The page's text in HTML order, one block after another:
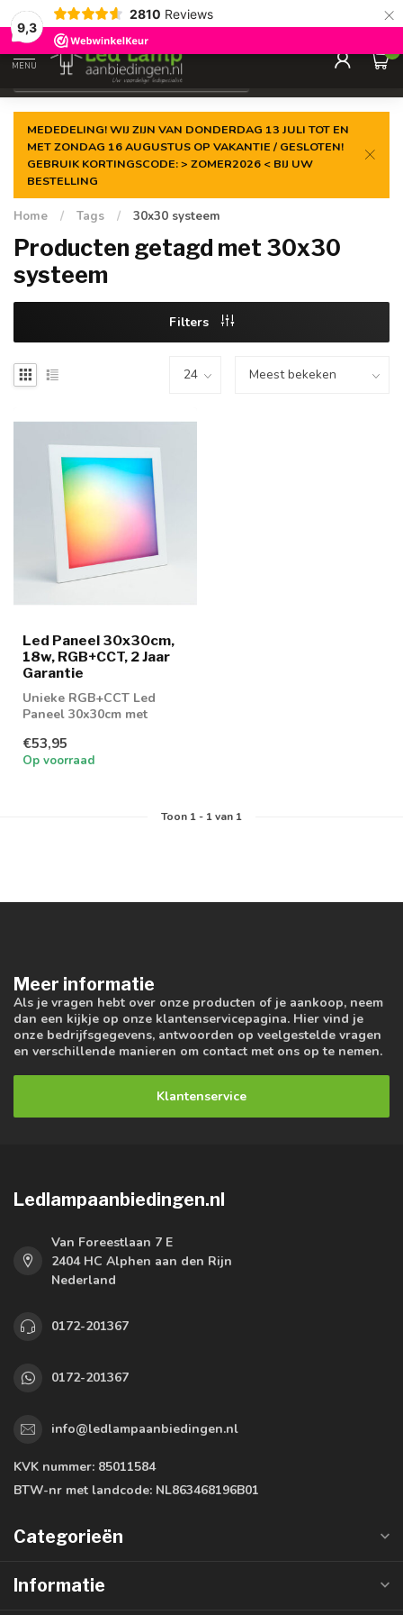
9,3
2810 Reviews ×
Gegarandeerde delaagste prijs
MENU
0
MEDEDELING! WIJ ZIJN VAN DONDERDAG 13 JULI TOT EN
MET ZONDAG 16 AUGUSTUS OP VAKANTIE / GESLOTEN!
GEBRUIK KORTINGSCODE: > ZOMER2026 < BIJ UW
BESTELLING
Home / Tags / 30x30 systeem
Producten getagd met 30x30
systeem
Filters
Led Paneel 30x30cm,
18w, RGB+CCT, 2 Jaar
Garantie
Unieke RGB+CCT Led
Paneel 30x30cm met
Wordt geleverd me...
€53,95
Op voorraad
Toon 1- 1van 1
Meer informatie
Als je vragen hebt over onze producten of je aankoop, neem
dan een kijkje op onze klantenservicepagina. Hier vind je
onze bedrijfsgegevens, antwoorden op veelgestelde vragen
en verschillende manieren om contact met ons op te nemen.
Klantenservice
Ledlampaanbiedingen.nl
Van Foreestlaan 7 E
2404 HC Alphen aan den Rijn
Nederland
0172-201367
0172-201367
info@ledlampaanbiedingen.nl
KVK nummer: 85011584
BTW-nr met landcode: NL863468196B01
Categorieën
Informatie